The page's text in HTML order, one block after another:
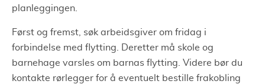
planleggingen.
Først og fremst, søk arbeidsgiver om fridag i
forbindelse med flytting. Deretter må skole og
barnehage varsles om barnas flytting. Videre bør du
kontakte rørlegger for å eventuelt bestille frakobling